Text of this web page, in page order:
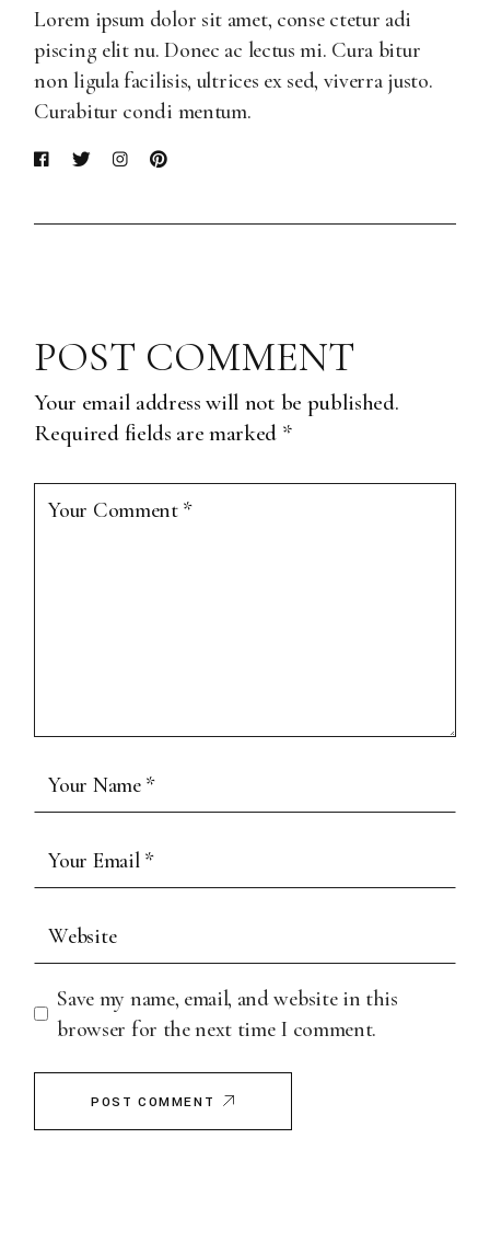
Lorem ipsum dolor sit amet, conse ctetur adi
piscing elit nu. Donec ac lectus mi. Cura bitur
non ligula facilisis, ultrices ex sed, viverra justo.
Curabitur condi mentum.
POST COMMENT
Your email address will not be published.
Required fields are marked *
Save my name, email, and website in this
browser for the next time I comment.
POST COMMENT